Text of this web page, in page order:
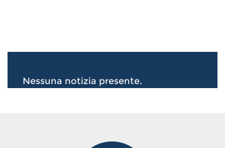
Nessuna notizia presente.